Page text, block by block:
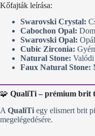
Kőfajták leírása:
Swarovski Crystal:
Cabochon Opal:
Swarovski Opal:
Cubic Zirconia:
Natural Stone: Valódi
Faux Natural Stone:
🧩 QualiTi – prémium brit
A QualiTi egy elismert brit
megelégedésére.